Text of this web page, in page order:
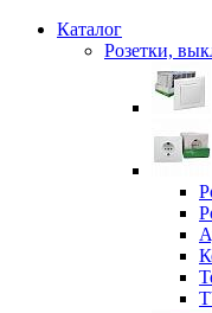
Каталог
Розетки,